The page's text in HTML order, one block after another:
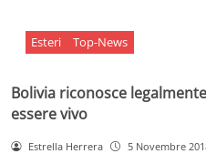
Esteri Top-News
Bolivia riconosce
essere vivo
Estrella Herrera 5 Novembre